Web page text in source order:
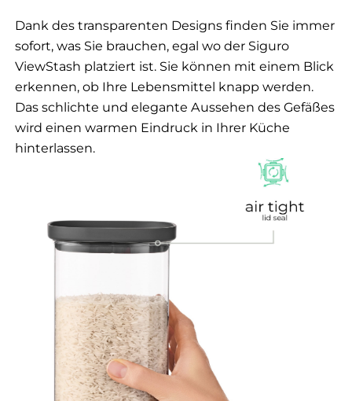
Dank des transparenten Designs finden Sie immer
sofort, was Sie brauchen, egal wo der Siguro
ViewStash platziert ist. Sie können mit einem Blick
erkennen, ob Ihre Lebensmittel knapp werden.
Das schlichte und elegante Aussehen des Gefäßes
wird einen warmen Eindruck in Ihrer Küche
hinterlassen.